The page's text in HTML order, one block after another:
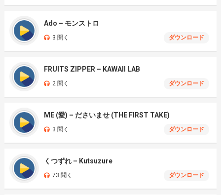
Ado – モンストロ
3 聞く ダウンロード
FRUITS ZIPPER – KAWAII LAB
2 聞く ダウンロード
ME (愛) – ださいませ (THE FIRST TAKE)
3 聞く ダウンロード
くつずれ – Kutsuzure
73 聞く ダウンロード